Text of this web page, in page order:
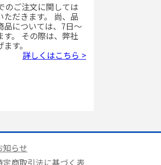
のご注文に関しては
だきます。 尚、品
品については、7日～
。 その際は、弊社
す。
詳しくはこちら >
知らせ
定商取引法に基づく表